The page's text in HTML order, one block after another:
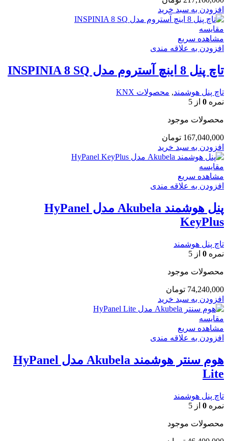
افزودن به سبد خرید
مقایسه
مشاهده سریع
افزودن به علاقه مندی
تاچ پنل 8 اینچ آستروم مدل INSPINIA 8 SQ
تاچ پنل هوشمند, محصولات KNX
نمره 0 از 5
محصولات موجود
167,040,000 تومان
افزودن به سبد خرید
مقایسه
مشاهده سریع
افزودن به علاقه مندی
پنل هوشمند Akubela مدل HyPanel
KeyPlus
تاچ پنل هوشمند
نمره 0 از 5
محصولات موجود
74,240,000 تومان
افزودن به سبد خرید
مقایسه
مشاهده سریع
افزودن به علاقه مندی
هوم سنتر هوشمند Akubela مدل HyPanel
Lite
تاچ پنل هوشمند
نمره 0 از 5
محصولات موجود